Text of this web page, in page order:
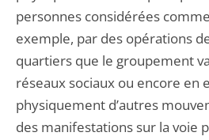
personnes considérées
exemple, par des opérations
quartiers que le groupement
réseaux sociaux ou encore en
physiquement d’autres
des manifestations sur la voie